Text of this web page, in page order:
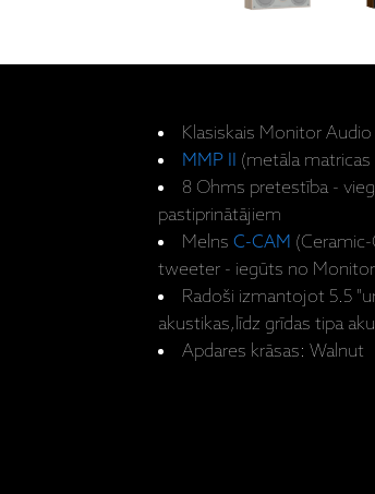
Klasiskais Monitor
MMP II
(metāla
8 Ohms pretestība -
pastiprinātājiem
Melns C-CAM
tweeter - iegūts no
Radoši izmantojot 5.5
akustikas,līdz grīdas tipa
Apdares krāsas: Walnut